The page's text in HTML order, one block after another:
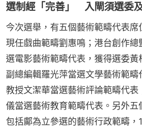
選制經「完善」 入閘須選委
今次選舉，有五個藝術範疇代表
現任戲曲範疇劉惠鳴；港台創作總
選電影藝術範疇代表，獲得選委黃
副總編輯羅光萍當選文學藝術範疇
教授文潔華當選藝術評論範疇代表
儀當選藝術教育範疇代表。另外五
包括鄺為立參選的藝術行政範疇，